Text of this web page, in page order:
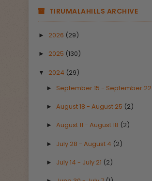
TIRUMALAHILLS ARCHIVE
► 2026 (29)
► 2025 (130)
▼ 2024 (29)
► September 15 - September 22
► August 18 - August 25 (2)
► August 11 - August 18 (2)
► July 28 - August 4 (2)
► July 14 - July 21 (2)